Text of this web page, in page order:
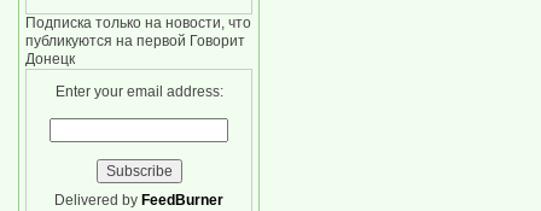
Подписка только на новости, что
публикуются на первой Говорит
Донецк
Enter your email address:
Delivered by FeedBurner